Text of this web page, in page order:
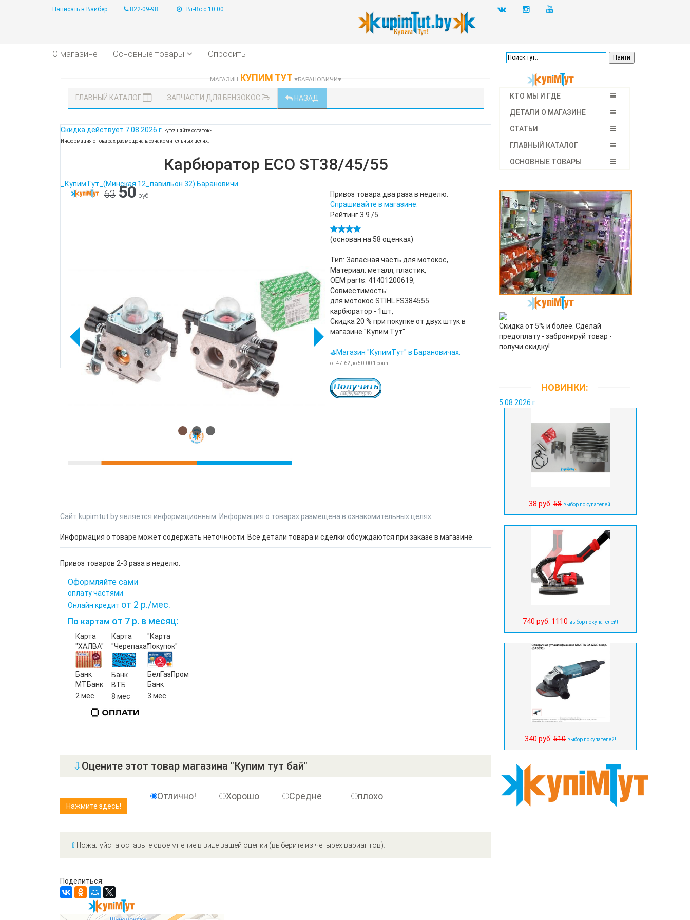
Написать в Вайбер 822-09-98 Вт-Вс с 10:00
О магазине Основные товары Спросить
МАГАЗИН КУПИМ ТУТ ♥БАРАНОВИЧИ♥
ГЛАВНЫЙ КАТАЛОГ ЗАПЧАСТИ ДЛЯ БЕНЗОКОС НАЗАД
Скидка действует 7.08.2026 г. -уточняйте остаток-
Информация о товарах размещена в ознакомительных целях.
Карбюратор ECO ST38/45/55
_КупимТут_(Минская 12_павильон 32) Барановичи.
63 50 руб.
Привоз товара два раза в неделю.
Спрашивайте в магазине.
Рейтинг3.9 /5
(основан на 58 оценках)
Тип: Запасная часть для мотокос,
Материал: металл, пластик,
OEM parts: 41401200619,
Совместимость:
для мотокос STIHL FS384555
карбюратор - 1шт,
Скидка 20 % при покупке от двух штук в
магазине "Купим Тут"
⛳Магазин "КупимТут" в Барановичах.
от47.62 до50.00 1 count
Сайт kupimtut.by является информационным. Информация о товарах размещена в ознакомительных целях.
Информация о товаре может содержать неточности. Все детали товара и сделки обсуждаются при заказе в магазине.
Привоз товаров 2-3 раза в неделю.
Оформляйте сами
оплату частями
Онлайн кредит от 2 р./мес.
По картам от 7 р. в месяц:
Карта
"ХАЛВА"
Банк
МТБанк
2 мес
Карта
"Черепаха"
Банк
ВТБ
8 мес
"Карта
Покупок"
БелГазПром
Банк
3 мес
⇩ Оцените этот товар магазина "Купим тут бай"
Отлично! Хорошо Средне плохо
⇧ Пожалуйста оставьте своё мнение в виде вашей оценки (выберите из четырёх вариантов).
Поделиться:
КТО МЫ И ГДЕ
ДЕТАЛИ О МАГАЗИНЕ
СТАТЬИ
ГЛАВНЫЙ КАТАЛОГ
ОСНОВНЫЕ ТОВАРЫ
Скидка от 5% и более. Сделай
предоплату - забронируй товар -
получи скидку!
НОВИНКИ:
5.08.2026 г.
38 руб. 58 выбор покупателей!
740 руб. 1110 выбор покупателей!
340 руб. 510 выбор покупателей!